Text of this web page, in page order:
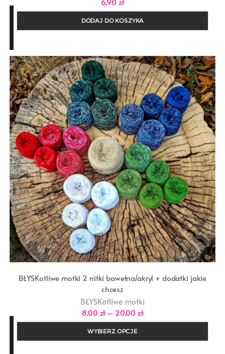
DODAJ DO KOSZYKA
BŁYSKotliwe motki 2 nitki bawełna/akryl + dodatki jakie
chcesz
BŁYSKotliwe motki
8,00 zł – 20,00 złZakres
cen:
do
WYBIERZ OPCJE